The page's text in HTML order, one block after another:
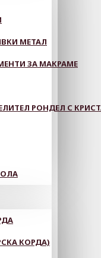
МЕТАЛ
ЗА МАКРАМЕ
РОНДЕЛ С
КОРДА)